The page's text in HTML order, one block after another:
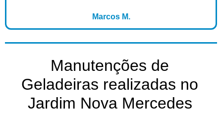
Marcos M.
Manutenções de
Geladeiras realizadas no
Jardim Nova Mercedes​